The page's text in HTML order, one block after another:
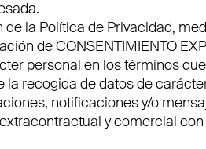
la Política de Privacidad,
de CONSENTIMIENTO
personal en los términos
la recogida de datos de
notificaciones y/o
y comercial con